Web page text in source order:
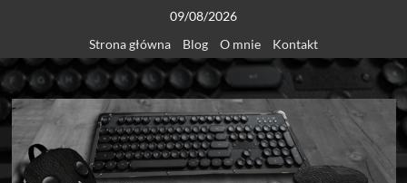
content
09/08/2026
Strona główna
Blog O mnie Kontakt